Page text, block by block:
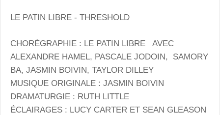
LE PATIN LIBRE - THRESHOLD
CHORÉGRAPHIE : LE PATIN LIBRE AVEC
ALEXANDRE HAMEL, PASCALE JODOIN, SAMORY
BA, JASMIN BOIVIN, TAYLOR DILLEY
MUSIQUE ORIGINALE : JASMIN BOIVIN
DRAMATURGIE : RUTH LITTLE
ÉCLAIRAGES : LUCY CARTER ET SEAN GLEASON